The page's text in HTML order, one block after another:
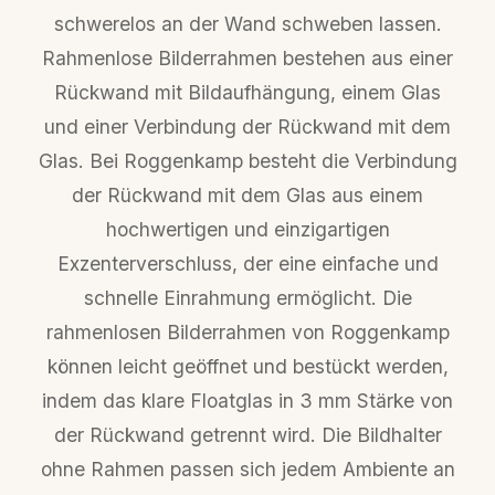
Rückwand Die Bildhalter sind in 32 DIN-
auch als individueller rahmenloser
Bilderrahmen nach Maß erhältlich Auf der
Rückwand befinden sich aufgenietete
Excenter mit Federstahlklammern, die
einfach und sicher bei Drehung die
Glasplatte zum Befüllen des rahmenlosen
Bilderrahmens freigeben Roggenkamp
arbeitet mit heimischen Lieferanten und
Materialien für Bilderrahmen „Made in
Germany“ Zwischen Bild und Rückwand
wird ein basischer, gepufferter 400g
Bilderkarton eingelegt, um Säurebestände
in der MDF Rückwand von Ihrem
Kunstwerk oder Ihrer Fotografie
abzuhalten Alle Roggenkamp Rahmen
werden in Wellpappe statt Kunststoff
schwerelos an der Wand schweben lassen.
Rahmenlose Bilderrahmen bestehen aus einer
Rückwand mit Bildaufhängung, einem Glas
und einer Verbindung der Rückwand mit dem
Glas. Bei Roggenkamp besteht die Verbindung
der Rückwand mit dem Glas aus einem
hochwertigen und einzigartigen
Exzenterverschluss, der eine einfache und
schnelle Einrahmung ermöglicht. Die
rahmenlosen Bilderrahmen von Roggenkamp
können leicht geöffnet und bestückt werden,
indem das klare Floatglas in 3 mm Stärke von
der Rückwand getrennt wird. Die Bildhalter
ohne Rahmen passen sich jedem Ambiente an